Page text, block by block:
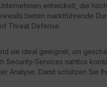
entwickelt, die
bieten marktführende
Threat Defense.
sie ideal geeignet, um
Security-Services nahtlos
Analyse. Damit schützen Sie